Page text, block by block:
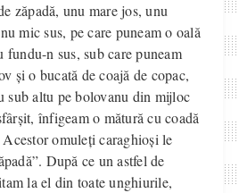
zăpadă, unu mare jos, unu
mic sus, pe care puneam o oală
n sus, sub care puneam
și o bucată de coajă de copac,
sub altu pe bolovanu din mijloc
înfigeam o mătură cu coadă
omuleți caraghioși le
După ce un astfel de
la el din toate unghiurile,